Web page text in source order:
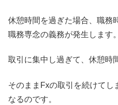
休憩時間を過ぎた場合、職務
職務専念の義務が発生します。
取引に集中し過ぎて、休憩時
そのままFxの取引を続けてし
なるのです。